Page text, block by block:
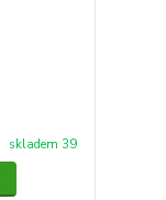
skladem 39